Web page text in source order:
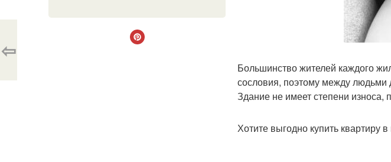
Большинство жителей каждого
сословия, поэтому между людьми
Здание не имеет степени износа,
Хотите выгодно купить квартиру
⇦